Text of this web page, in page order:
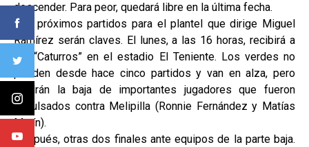
descender. Para peor, quedará libre en la última fecha.
Los próximos partidos para el plantel que dirige Miguel
Ramírez serán claves. El lunes, a las 16 horas, recibirá a
los “Caturros” en el estadio El Teniente. Los verdes no
pierden desde hace cinco partidos y van en alza, pero
tendrán la baja de importantes jugadores que fueron
expulsados contra Melipilla (Ronnie Fernández y Matías
Marín).
Después, otras dos finales ante equipos de la parte baja.